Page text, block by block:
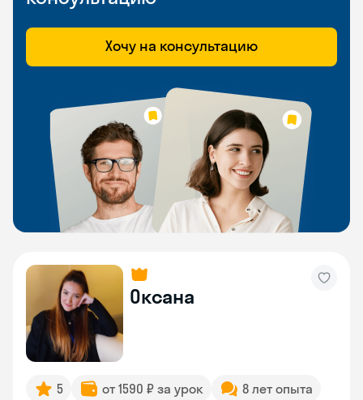
Хочу на консультацию
Оксана
5 от 1590 ₽ за урок 8 лет опыта